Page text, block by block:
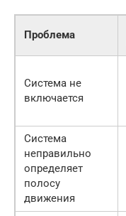
Проблема
Система не
включается
Система
неправильно
определяет
полосу
движения